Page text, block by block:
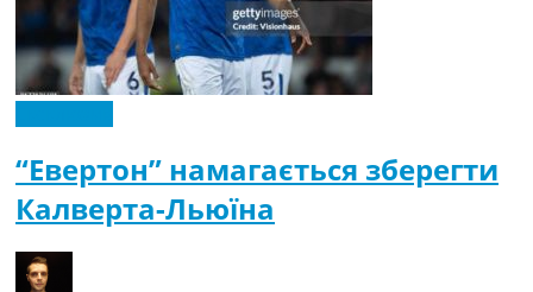
“Евертон” намагається зберегти
Калверта-Льюїна